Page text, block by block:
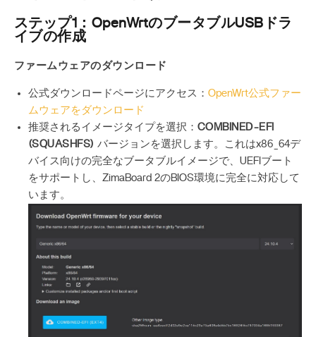
ステップ1：OpenWrtのブータブルUSBドラ
イブの作成
ファームウェアのダウンロード
公式ダウンロードページにアクセス： OpenWrt公式ファー
ムウェアをダウンロード
推奨されるイメージタイプを選択： COMBINED-EFI
(SQUASHFS) バージョンを選択します。これはx86_64デ
バイス向けの完全なブータブルイメージで、UEFIブート
をサポートし、ZimaBoard 2のBIOS環境に完全に対応して
います。